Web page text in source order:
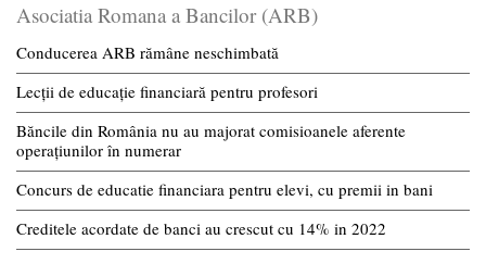
Asociatia Romana a Bancilor (ARB)
Conducerea ARB rămâne neschimbată
Lecții de educație financiară pentru profesori
Băncile din România nu au majorat comisioanele aferente
operațiunilor în numerar
Concurs de educatie financiara pentru elevi, cu premii in bani
Creditele acordate de banci au crescut cu 14% in 2022